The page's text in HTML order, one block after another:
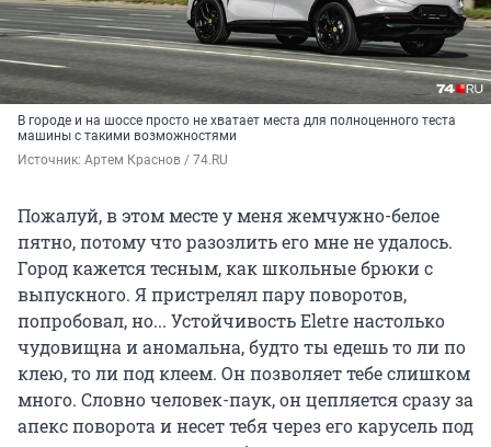
В городе и на шоссе просто не хватает места для полноценного теста
машины с такими возможностями
Источник: Артем Краснов / 74.RU
Пожалуй, в этом месте у меня жемчужно-белое
пятно, потому что разозлить его мне не удалось.
Город кажется тесным, как школьные брюки с
выпускного. Я пристрелял пару поворотов,
попробовал, но... Устойчивость Eletrе настолько
чудовищна и аномальна, будто ты едешь то ли по
клею, то ли под клеем. Он позволяет тебе слишком
много. Словно человек-паук, он цепляется сразу за
апекс поворота и несет тебя через его карусель под